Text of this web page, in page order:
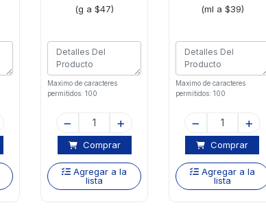
(g a $47)
Maximo de caracteres
permitidos: 100
Comprar
Agregar a la
lista
(ml a $39)
Maximo de caracteres
permitidos: 100
Comprar
Agregar a la
lista